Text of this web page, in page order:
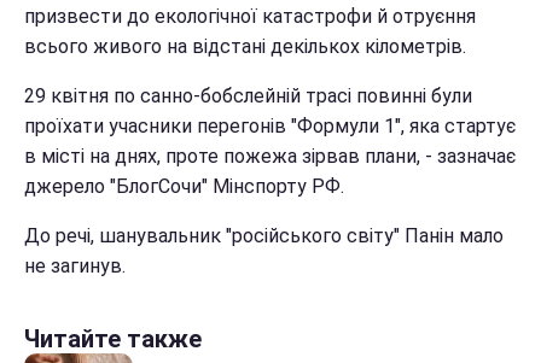
призвести до екологічної катастрофи й отруєння
всього живого на відстані декількох кілометрів.
29 квітня по санно-бобслейній трасі повинні були
проїхати учасники перегонів "Формули 1", яка стартує
в місті на днях, проте пожежа зірвав плани, - зазначає
джерело "БлогСочи" Мінспорту РФ.
До речі, шанувальник "російського світу" Панін мало
не загинув.
Читайте также